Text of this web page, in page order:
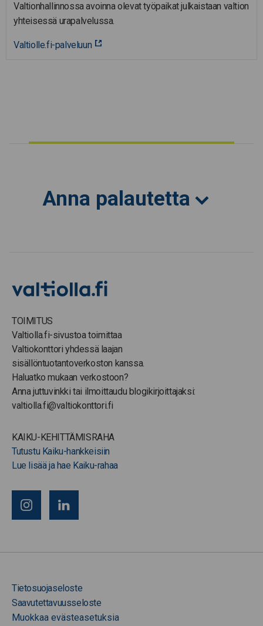
Valtionhallinnossa avoinna olevat työpaikat julkaistaan valtion
yhteisessä urapalvelussa.
Valtiolle.fi-palveluun
Anna palautetta
TOIMITUS
Valtiolla.fi-sivustoa toimittaa
Valtiokonttori yhdessä laajan
sisällöntuotantoverkoston kanssa.
Haluatko mukaan verkostoon?
Anna juttuvinkki tai ilmoittaudu blogikirjoittajaksi:
valtiolla.fi@valtiokonttori.fi
KAIKU-KEHITTÄMISRAHA
Tutustu Kaiku-hankkeisiin
Lue lisää ja hae Kaiku-rahaa
Tietosuojaseloste
Saavutettavuusseloste
Muokkaa evästeasetuksia